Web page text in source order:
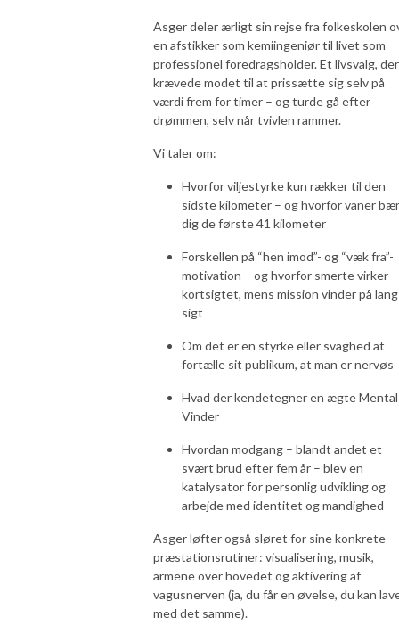
Asger deler ærligt sin rejse fra folkeskolen
en afstikker som kemiingeniør til livet som
professionel foredragsholder. Et livsvalg, der
krævede modet til at prissætte sig selv på
værdi frem for timer – og turde gå efter
drømmen, selv når tvivlen rammer.
Vi taler om:
Hvorfor viljestyrke kun rækker til den
sidste kilometer – og hvorfor vaner
dig de første 41 kilometer
Forskellen på “hen imod”- og “væk fra”-
motivation – og hvorfor smerte virker
kortsigtet, mens mission vinder på lang
sigt
Om det er en styrke eller svaghed at
fortælle sit publikum, at man er nervøs
Hvad der kendetegner en ægte Mental
Vinder
Hvordan modgang – blandt andet et
svært brud efter fem år – blev en
katalysator for personlig udvikling og
arbejde med identitet og mandighed
Asger løfter også sløret for sine konkrete
præstationsrutiner: visualisering, musik,
armene over hovedet og aktivering af
vagusnerven (ja, du får en øvelse, du kan
med det samme).